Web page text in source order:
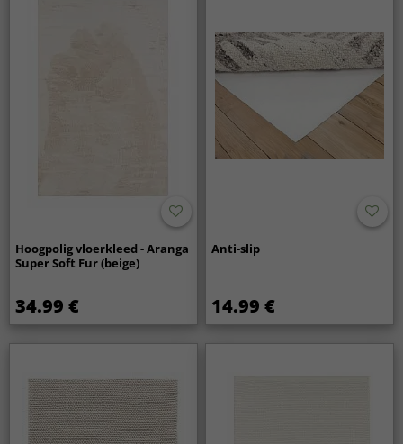
Hoogpolig vloerkleed - Aranga
Super Soft Fur (beige)
34.99 €
Anti-slip
14.99 €